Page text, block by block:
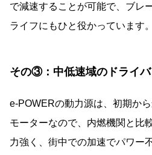
で減速することが可能で、ブレ
ライフにもひと役かっています。
その③：中低速域のドライ
e-POWERの動力源は、初期か
モーターなので、内燃機関と比
力強く、街中での加速でパワー